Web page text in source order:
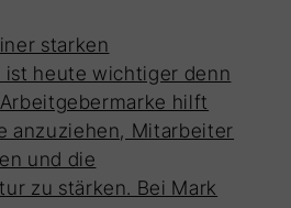
starken
heute wichtiger denn
hilft
anzuziehen, Mitarbeiter
und die
zu stärken. Bei Mark